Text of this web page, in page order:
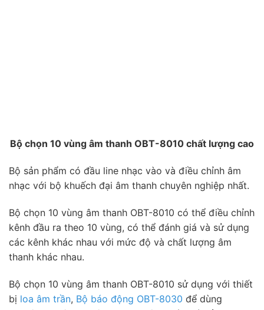
Bộ chọn 10 vùng âm thanh OBT-8010 chất lượng cao
Bộ sản phẩm có đầu line nhạc vào và điều chỉnh âm
nhạc với bộ khuếch đại âm thanh chuyên nghiệp nhất.
Bộ chọn 10 vùng âm thanh OBT-8010 có thể điều chỉnh
kênh đầu ra theo 10 vùng, có thể đánh giá và sử dụng
các kênh khác nhau với mức độ và chất lượng âm
thanh khác nhau.
Bộ chọn 10 vùng âm thanh OBT-8010 sử dụng với thiết
bị loa âm trần, Bộ báo động OBT-8030 để dùng